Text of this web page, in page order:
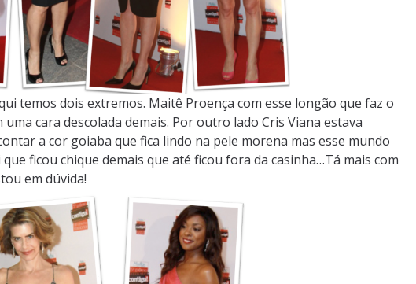
temos dois extremos. Maitê Proença com esse longão que faz o
cara descolada demais. Por outro lado Cris Viana estava
a cor goiaba que fica lindo na pele morena mas esse mundo
ficou chique demais que até ficou fora da casinha…Tá mais com
em dúvida!